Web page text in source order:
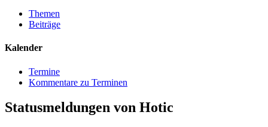
Themen
Beiträge
Kalender
Termine
Kommentare zu Terminen
Statusmeldungen von Hotic